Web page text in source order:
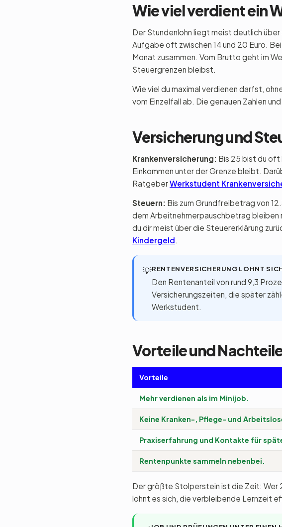
Wie viel verdient ein
Der Stundenlohn liegt meist deutlich
Aufgabe oft zwischen 14 und 20 Euro.
Monat zusammen. Vom Brutto geht im
Steuergrenzen bleibst.
Wie viel du maximal verdienen darfst,
vom Einzelfall ab. Die genauen Zahlen
Versicherung und
Krankenversicherung: Bis 25 bist du oft
Einkommen unter der Grenze bleibt.
RatgeberWerkstudent
Steuern: Bis zum Grundfreibetrag von
dem Arbeitnehmerpauschbetrag bleiben
du dir meist über die Steuererklärung
Kindergeld
💡RENTENVERSICHERUNG LOHNT
Den Rentenanteil von rund 9,3
Versicherungszeiten, die später
Werkstudent.
Vorteile und
Vorteile
Mehr verdienen als im Minijob.
Keine Kranken-, Pflege- und
Praxiserfahrung und Kontakte für
Rentenpunkte sammeln nebenbei.
Der größte Stolperstein ist die Zeit: Wer
lohnt es sich, die verbleibende Lernzeit